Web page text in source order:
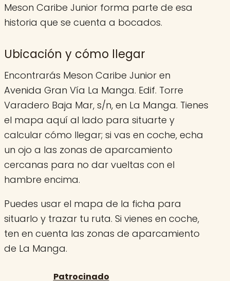
Meson Caribe Junior forma parte de esa
historia que se cuenta a bocados.
Ubicación y cómo llegar
Encontrarás Meson Caribe Junior en
Avenida Gran Vía La Manga. Edif. Torre
Varadero Baja Mar, s/n, en La Manga. Tienes
el mapa aquí al lado para situarte y
calcular cómo llegar; si vas en coche, echa
un ojo a las zonas de aparcamiento
cercanas para no dar vueltas con el
hambre encima.
Puedes usar el mapa de la ficha para
situarlo y trazar tu ruta. Si vienes en coche,
ten en cuenta las zonas de aparcamiento
de La Manga.